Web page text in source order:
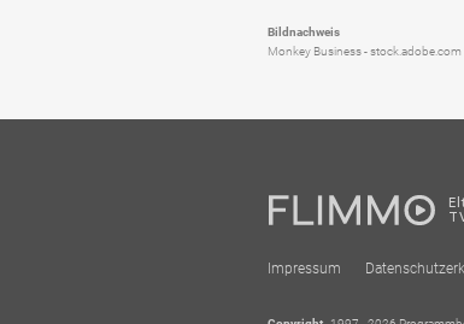
Bildnachweis
Monkey Business - stock.adobe.com
Impressum